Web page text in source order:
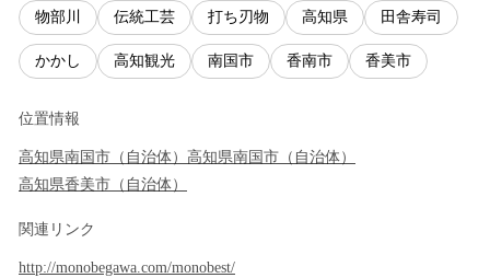
物部川 伝統工芸 打ち刃物 高知県 田舎寿司
かかし 高知観光 南国市 香南市 香美市
位置情報
高知県南国市 （ 自治体） 高知県南国市 （ 自治体）
高知県香美市 （ 自治体）
関連リンク
http://monobegawa.com/monobest/